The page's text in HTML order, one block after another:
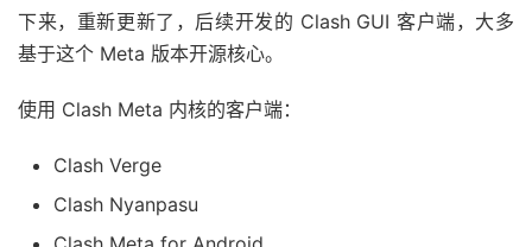
下来，重新更新了，后续开发的 Clash GUI 客户端，大多
基于这个 Meta 版本开源核心。
使用 Clash Meta 内核的客户端：
Clash Verge
Clash Nyanpasu